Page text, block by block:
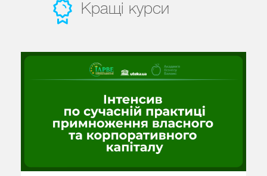
Кращі курси